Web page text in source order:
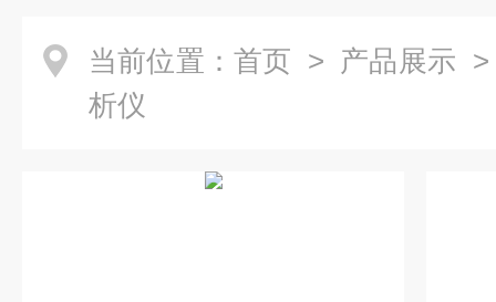
当前位置： 首页 > 产品展示
析仪